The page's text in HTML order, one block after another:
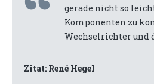
gerade nicht so
Komponenten zu
Wechselrichter und
Zitat: René Hegel